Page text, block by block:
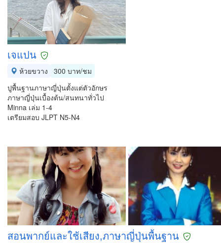
เจแปน
ห้วยขวาง
300 บาท/ชม
ปูพื้นฐานภาษาญี่ปุ่นตั้งแต่ตัวอักษร
ภาษาญี่ปุ่นเบื้องต้น/สนทนาทั่วไป
Minna เล่ม 1-4
เตรียมสอบ JLPT N5-N4
สอนพากย์และใช้เสียง,ภาษาญี่ปุ่นพื้นฐาน